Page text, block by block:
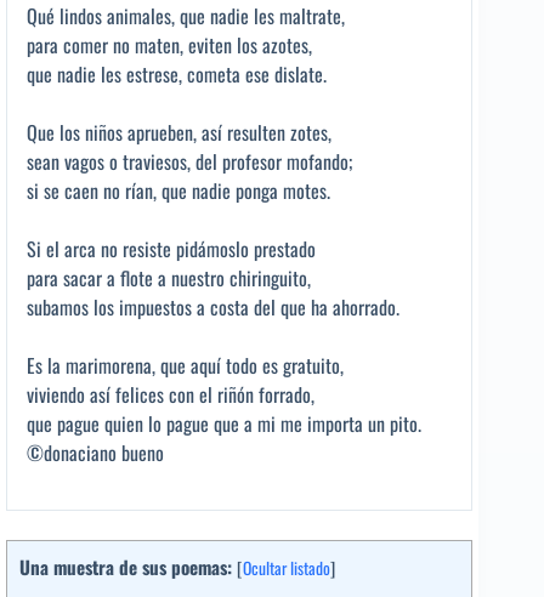
Qué lindos animales, que nadie les maltrate,
para comer no maten, eviten los azotes,
que nadie les estrese, cometa ese dislate.
Que los niños aprueben, así resulten zotes,
sean vagos o traviesos, del profesor mofando;
si se caen no rían, que nadie ponga motes.
Si el arca no resiste pidámoslo prestado
para sacar a flote a nuestro chiringuito,
subamos los impuestos a costa del que ha ahorrado.
Es la marimorena, que aquí todo es gratuito,
viviendo así felices con el riñón forrado,
que pague quien lo pague que a mi me importa un pito.
©donaciano bueno
Una muestra de sus poemas: [Ocultar listado]